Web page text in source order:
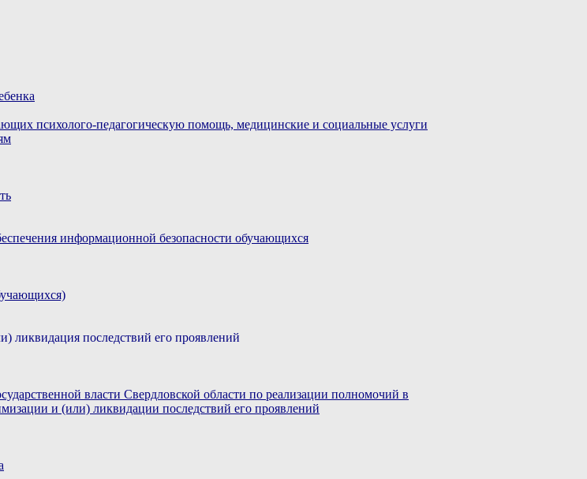
психолого-педагогическую помощь, медицинские и социальные услуги
информационной безопасности обучающихся
ликвидация последствий его проявлений
власти Свердловской области по реализации полномочий в
и (или) ликвидации последствий его проявлений